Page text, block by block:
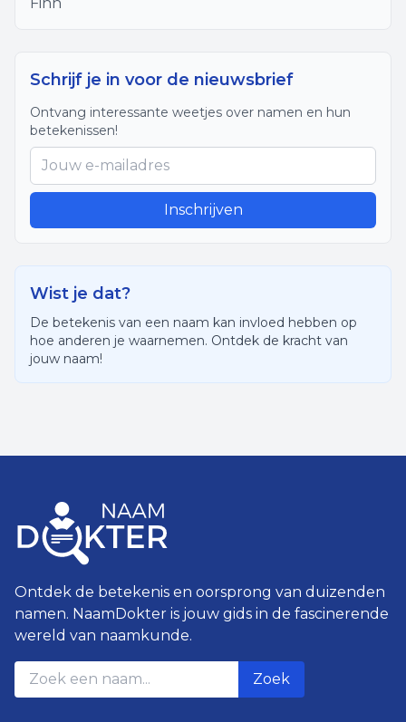
Schrijf je in voor de nieuwsbrief
Ontvang interessante weetjes over namen en hun
betekenissen!
Inschrijven
Wist je dat?
De betekenis van een naam kan invloed hebben op
hoe anderen je waarnemen. Ontdek de kracht van
jouw naam!
Ontdek de betekenis en oorsprong van duizenden
namen. NaamDokter is jouw gids in de fascinerende
wereld van naamkunde.
Zoek